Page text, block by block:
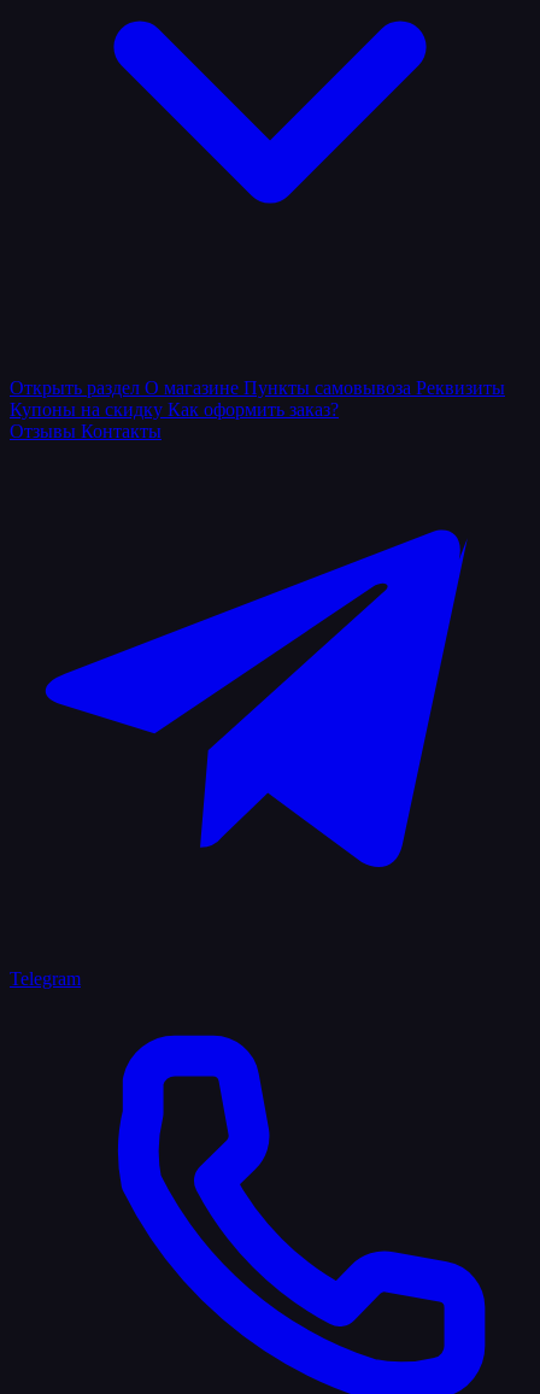
Открыть раздел О магазине Пункты самовывоза Реквизиты
Купоны на скидку Как оформить заказ?
Отзывы Контакты
Telegram